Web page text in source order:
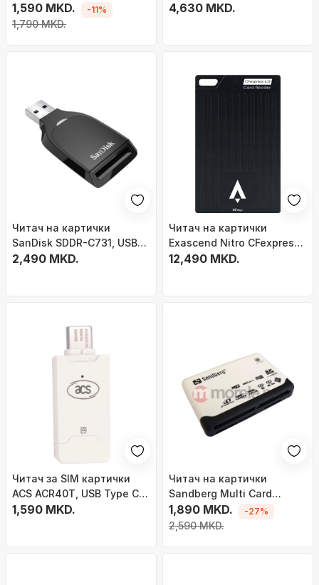
големина SIM, црн
1,590 MKD.
1,790 MKD.
-11% 4,630 MKD.
Читач на картички
SanDisk SDDR-C731, USB
3.2 Gen 1 Type-A, црн
2,490 MKD.
Читач на картички
Exascend Nitro CFexpress
4.0, USB4 40 Gbps,
12,490 MKD.
Читач за SIM картички
ACS ACR40T, USB Type C,
големина SIM
1,590 MKD.
Читач на картички
Sandberg Multi Card
Reader 133-46, USB 2.0,
разновидност на
1,890 MKD.
2,590 MKD.
-27%